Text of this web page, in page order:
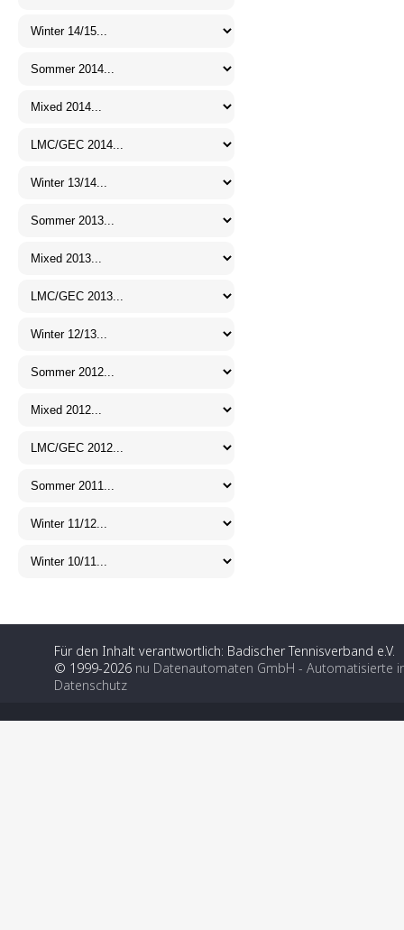
Für den Inhalt verantwortlich: Badischer Tennisverband e.V.
© 1999-2026 nu Datenautomaten GmbH - Automatisierte
Datenschutz